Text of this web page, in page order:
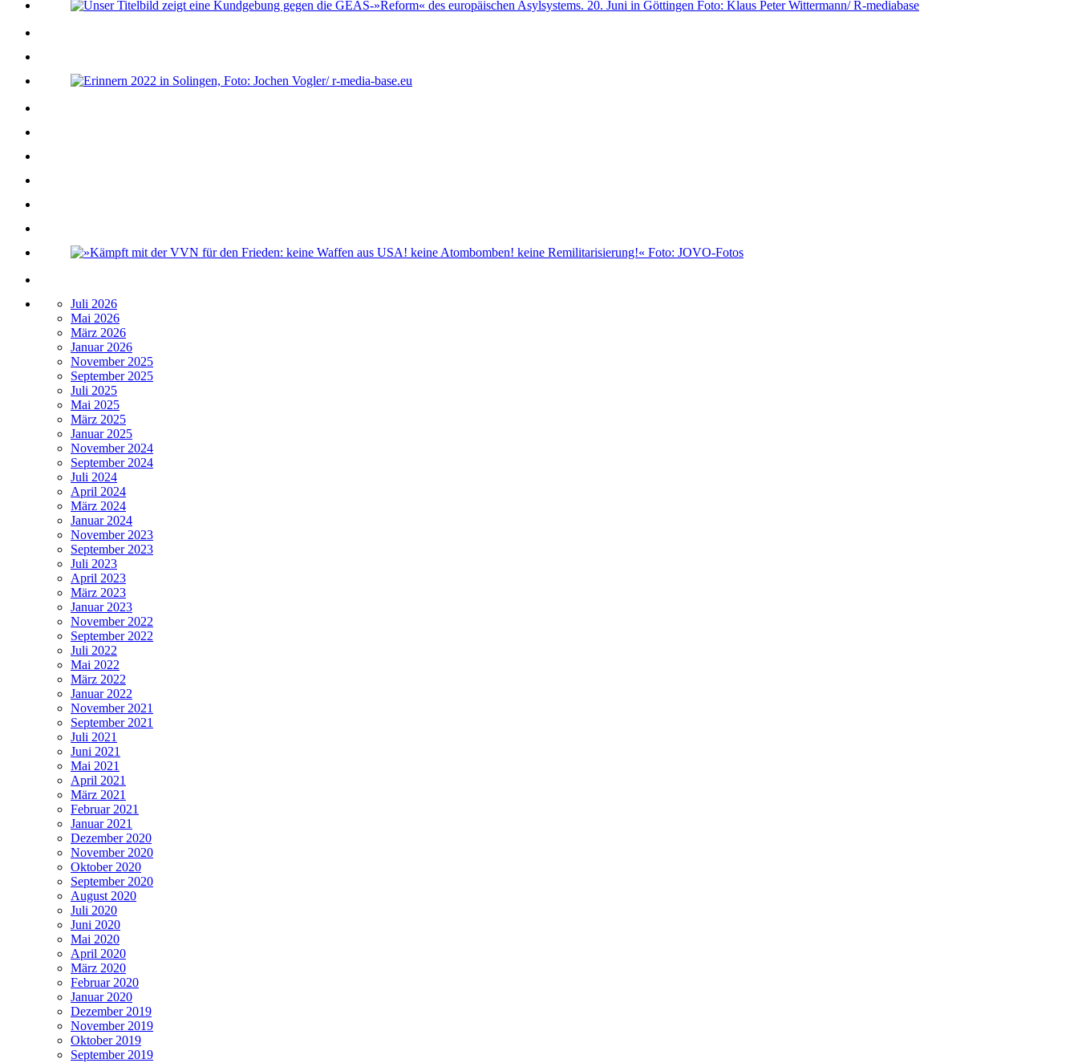
Juli 2026
Mai 2026
März 2026
Januar 2026
November 2025
September 2025
Juli 2025
Mai 2025
März 2025
Januar 2025
November 2024
September 2024
Juli 2024
April 2024
März 2024
Januar 2024
November 2023
September 2023
Juli 2023
April 2023
März 2023
Januar 2023
November 2022
September 2022
Juli 2022
Mai 2022
März 2022
Januar 2022
November 2021
September 2021
Juli 2021
Juni 2021
Mai 2021
April 2021
März 2021
Februar 2021
Januar 2021
Dezember 2020
November 2020
Oktober 2020
September 2020
August 2020
Juli 2020
Juni 2020
Mai 2020
April 2020
März 2020
Februar 2020
Januar 2020
Dezember 2019
November 2019
Oktober 2019
September 2019